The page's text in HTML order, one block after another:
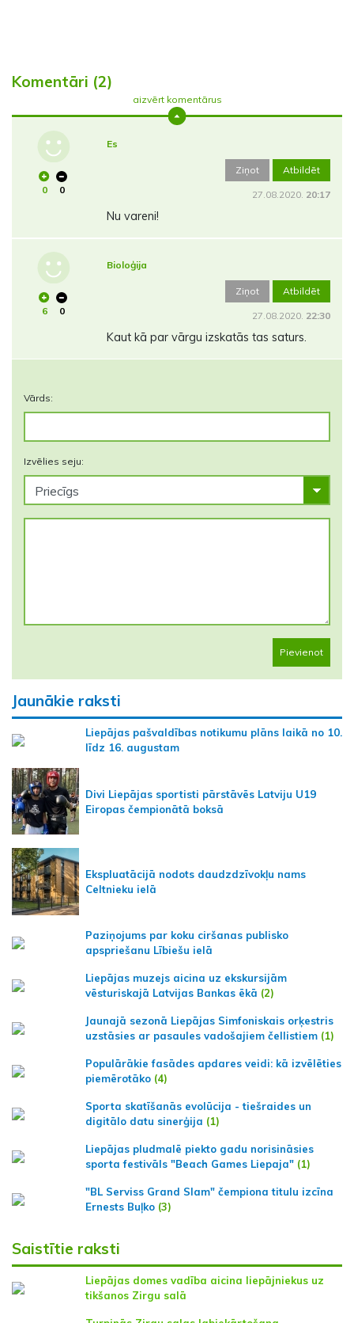
Komentāri (2)
aizvērt komentārus
0 0
Es
Ziņot Atbildēt
27.08.2020. 20:17
Nu vareni!
6 0
Bioloģija
Ziņot Atbildēt
27.08.2020. 22:30
Kaut kā par vārgu izskatās tas saturs.
Vārds:
Izvēlies seju:
Pievienot
Jaunākie raksti
Liepājas pašvaldības notikumu plāns laikā no 10.
līdz 16. augustam
Divi Liepājas sportisti pārstāvēs Latviju U19
Eiropas čempionātā boksā
Ekspluatācijā nodots daudzdzīvokļu nams
Celtnieku ielā
Paziņojums par koku ciršanas publisko
apspriešanu Lībiešu ielā
Liepājas muzejs aicina uz ekskursijām
vēsturiskajā Latvijas Bankas ēkā (2)
Jaunajā sezonā Liepājas Simfoniskais orķestris
uzstāsies ar pasaules vadošajiem čellistiem (1)
Populārākie fasādes apdares veidi: kā izvēlēties
piemērotāko (4)
Sporta skatīšanās evolūcija - tiešraides un
digitālo datu sinerģija (1)
Liepājas pludmalē piekto gadu norisināsies
sporta festivāls "Beach Games Liepaja" (1)
"BL Serviss Grand Slam" čempiona titulu izcīna
Ernests Buļko (3)
Saistītie raksti
Liepājas domes vadība aicina liepājniekus uz
tikšanos Zirgu salā